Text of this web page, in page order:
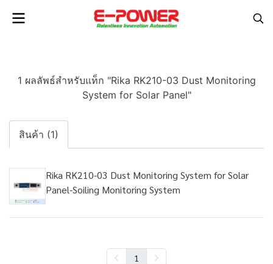
1 ผลลัพธ์สำหรับแท็ก "Rika RK210-03 Dust Monitoring
System for Solar Panel"
สินค้า (1)
Rika RK210-03 Dust Monitoring System for Solar
Panel-Soiling Monitoring System
1